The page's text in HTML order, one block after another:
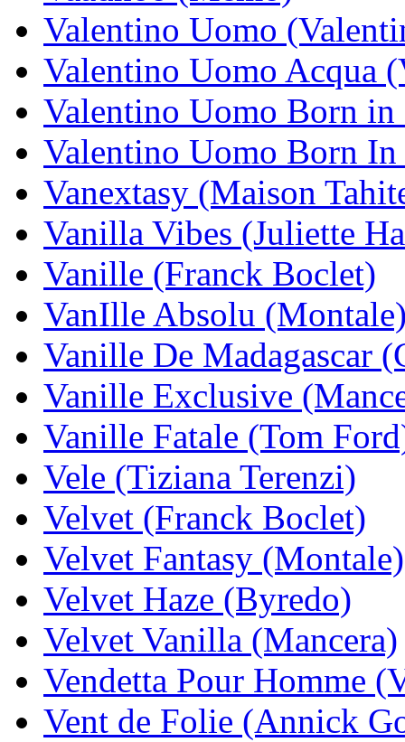
Valentino Uomo
Valentino Uomo Acqua
Valentino Uomo Born
Valentino Uomo Born
Vanextasy (Maison
Vanilla Vibes (Juliette
Vanille (Franck Boclet)
VanIlle Absolu
Vanille De Madagascar
Vanille Exclusive
Vanille Fatale (Tom
Vele (Tiziana Terenzi)
Velvet (Franck Boclet)
Velvet Fantasy (Montale)
Velvet Haze (Byredo)
Velvet Vanilla (Mancera)
Vendetta Pour Homme
Vent de Folie (Annick